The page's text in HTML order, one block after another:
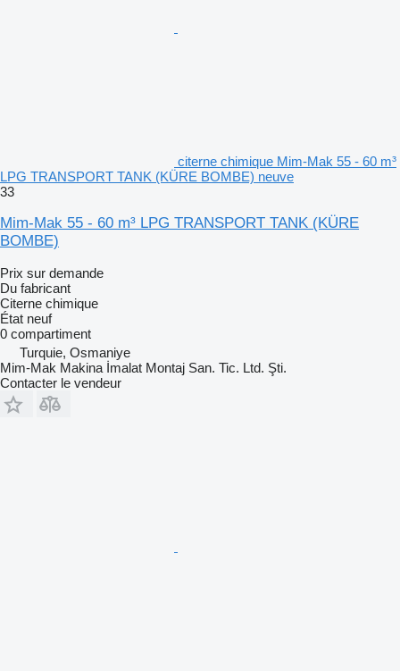
citerne chimique Mim-Mak 55 - 60 m³
LPG TRANSPORT TANK (KÜRE BOMBE) neuve
33
Mim-Mak 55 - 60 m³ LPG TRANSPORT TANK (KÜRE
BOMBE)
Prix sur demande
Du fabricant
Citerne chimique
État neuf
0 compartiment
Turquie, Osmaniye
Mim-Mak Makina İmalat Montaj San. Tic. Ltd. Şti.
Contacter le vendeur